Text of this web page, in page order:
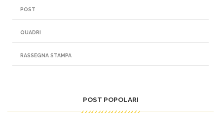
POST
QUADRI
RASSEGNA STAMPA
POST POPOLARI